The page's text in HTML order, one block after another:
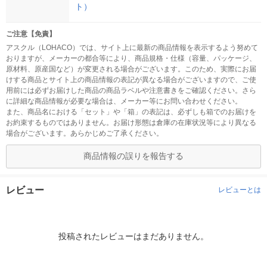
ト）
ご注意【免責】
アスクル（LOHACO）では、サイト上に最新の商品情報を表示するよう努めて
おりますが、メーカーの都合等により、商品規格・仕様（容量、パッケージ、
原材料、原産国など）が変更される場合がございます。このため、実際にお届
けする商品とサイト上の商品情報の表記が異なる場合がございますので、ご使
用前には必ずお届けした商品の商品ラベルや注意書きをご確認ください。さら
に詳細な商品情報が必要な場合は、メーカー等にお問い合わせください。
また、商品名における「セット」や「箱」の表記は、必ずしも箱でのお届けを
お約束するものではありません。お届け形態は倉庫の在庫状況等により異なる
場合がございます。あらかじめご了承ください。
商品情報の誤りを報告する
レビュー レビューとは
投稿されたレビューはまだありません。